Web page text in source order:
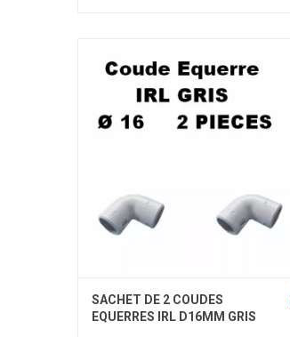
SACHET DE 2 COUDES
EQUERRES IRL D16MM GRIS